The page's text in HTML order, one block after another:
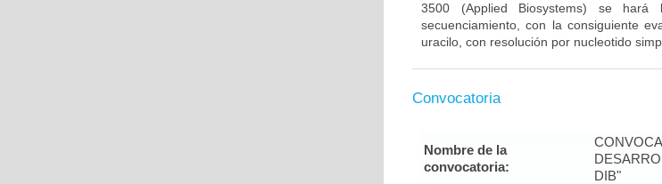
3500 (Applied Biosystems) se hará
secuenciamiento, con la consiguiente
uracilo, con resolución por nucleotido
Convocatoria
Nombre de la
convocatoria:
DIB"